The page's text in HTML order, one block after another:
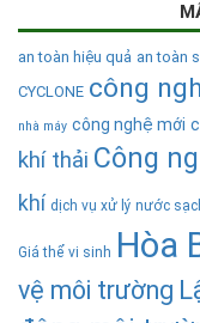
an toàn hiệu quả an toàn
CYCLONE công
nhà máy công nghệ mới
khí thải Công
khí dịch vụ xử lý nước
Giá thể vi sinh Hòa
vệ môi trường